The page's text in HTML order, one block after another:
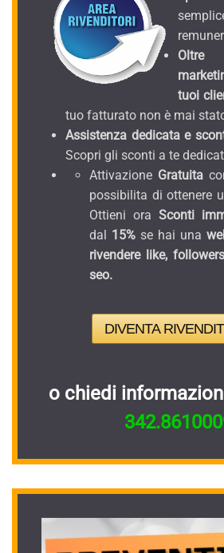
tuoi
tuo fatturato non è mai
Assistenza dedicata e
Scopri gli sconti a te
Attivazione Gratuita
possibilita di ottenere
Ottieni ora Sconti
dal 15% se hai una
rivendere like,
seo.
DIVENTA
o chiedi